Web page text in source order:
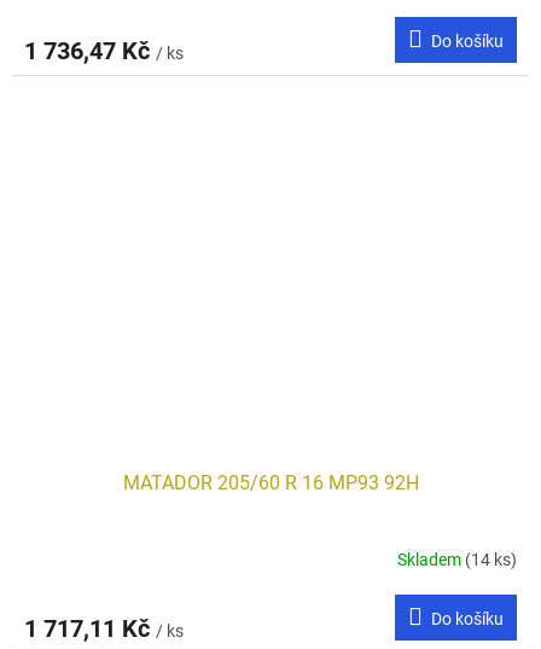
1 736,47 Kč / ks
Do košíku
MATADOR 205/60 R 16 MP93 92H
Skladem (14 ks)
1 717,11 Kč / ks
Do košíku